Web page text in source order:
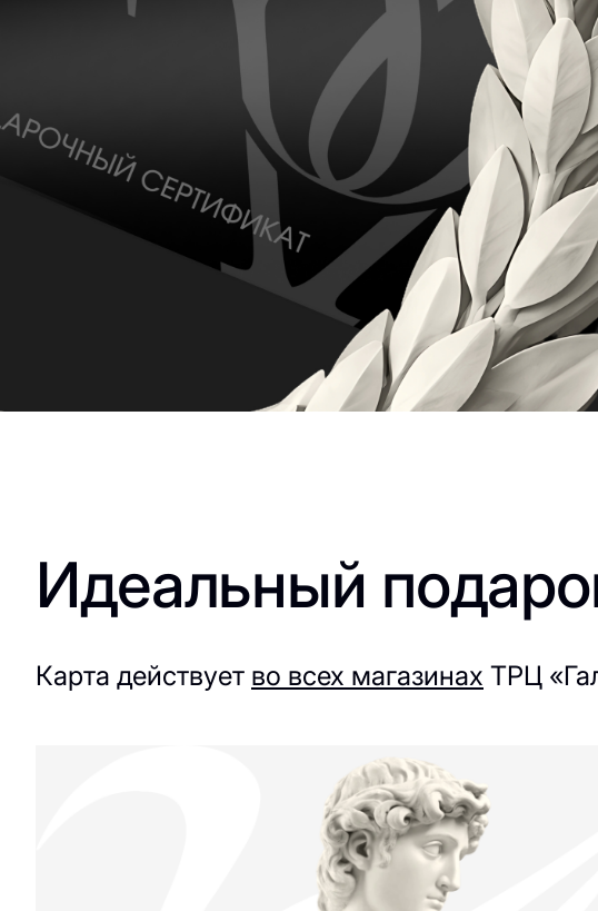
Товары для спорта
и отдыха
Электроника,
книги и бытовая
кухня / Веган
Азиатская кухня
Электрокары
Идеальный
Карта действует во всех магазинах ТРЦ